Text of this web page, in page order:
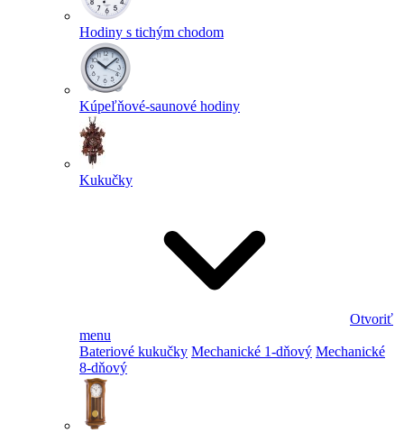
Hodiny s tichým chodom
Kúpeľňové-saunové hodiny
Kukučky
Otvoriť
menu
Bateriové kukučky Mechanické 1-dňový Mechanické
8-dňový